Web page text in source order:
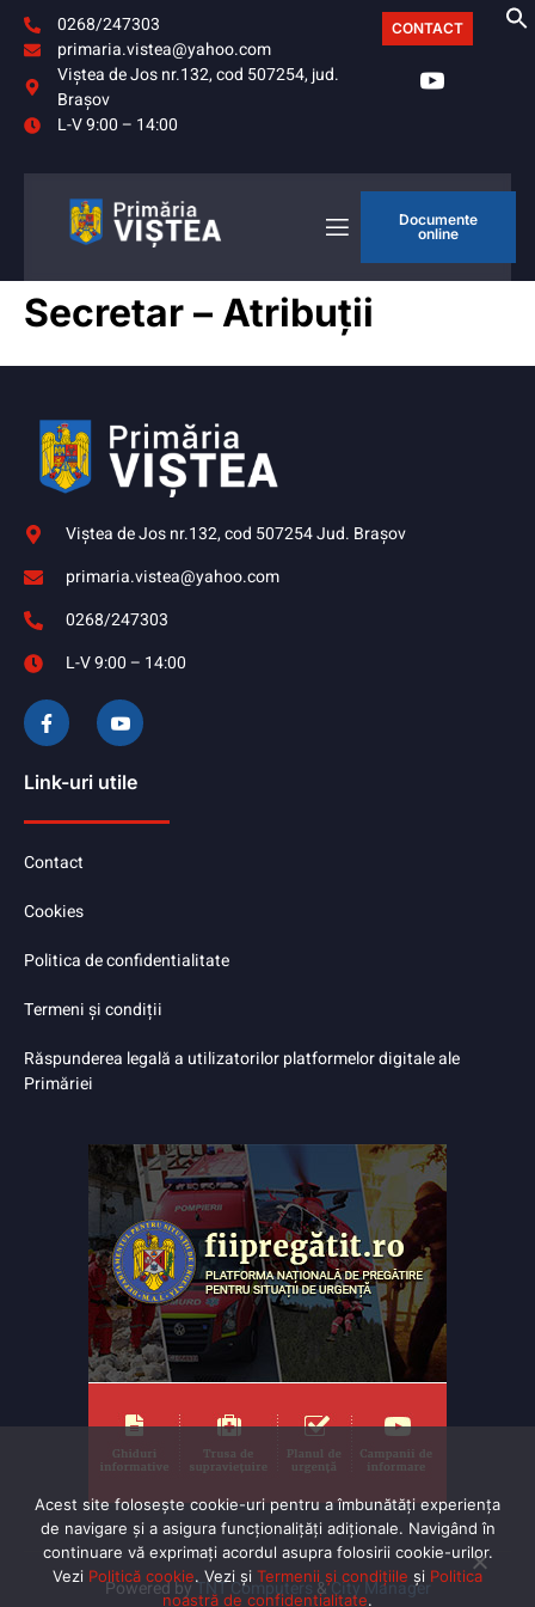
0268/247303
primaria.vistea@yahoo.com
Viştea de Jos nr.132, cod 507254, jud.
Braşov
L-V 9:00 – 14:00
CONTACT
Documente
online
Secretar – Atribuții
Viştea de Jos nr.132, cod 507254 Jud. Braşov
primaria.vistea@yahoo.com
0268/247303
L-V 9:00 – 14:00
Link-uri utile
Contact
Cookies
Politica de confidentialitate
Termeni și condiții
Răspunderea legală a utilizatorilor platformelor digitale ale
Primăriei
Powered byTNT Computers&City Manager
Acest site folosește cookie-uri pentru a îmbunătăți experiența
de navigare și a asigura funcționalițăți adiționale. Navigând în
continuare vă exprimaţi acordul asupra folosirii cookie-urilor.
Vezi Politică cookie. Vezi și Termenii și condițiile și Politica
noastră de confidentialitate.